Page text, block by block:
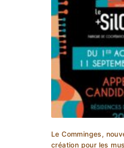
Le Comminges,
création pour les